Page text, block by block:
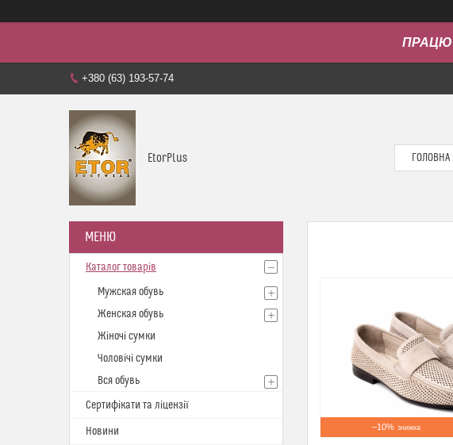
+380 (63) 193-57-74
EtorPlus ГОЛОВНА
–10%
Каталог товарів
Мужская обувь
Женская обувь
Жіночі сумки
Чоловічі сумки
Вся обувь
Сертифікати та ліцензії
Новини